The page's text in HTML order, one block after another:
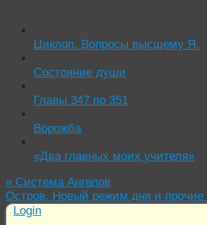
Циклоп. Вопросы высшему Я.
Состояние души
Главы 347 по 351
Ворожба
«Два главных моих учителя»
« Система Ангелов
Остров. Новый режим дня и прочие
Login